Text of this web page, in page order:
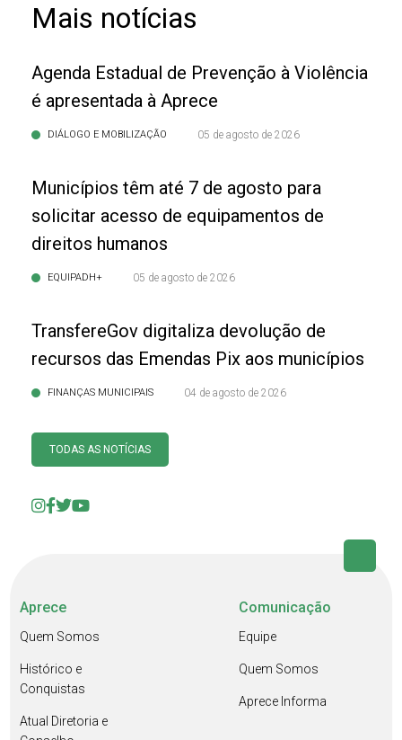
Mais notícias
Agenda Estadual de Prevenção à Violência
é apresentada à Aprece
DIÁLOGO E MOBILIZAÇÃO 05 de agosto de 2026
Municípios têm até 7 de agosto para
solicitar acesso de equipamentos de
direitos humanos
EQUIPADH+ 05 de agosto de 2026
TransfereGov digitaliza devolução de
recursos das Emendas Pix aos municípios
FINANÇAS MUNICIPAIS 04 de agosto de 2026
TODAS AS NOTÍCIAS
Aprece
Quem Somos
Histórico e
Conquistas
Atual Diretoria e
Comunicação
Equipe
Quem Somos
Aprece Informa